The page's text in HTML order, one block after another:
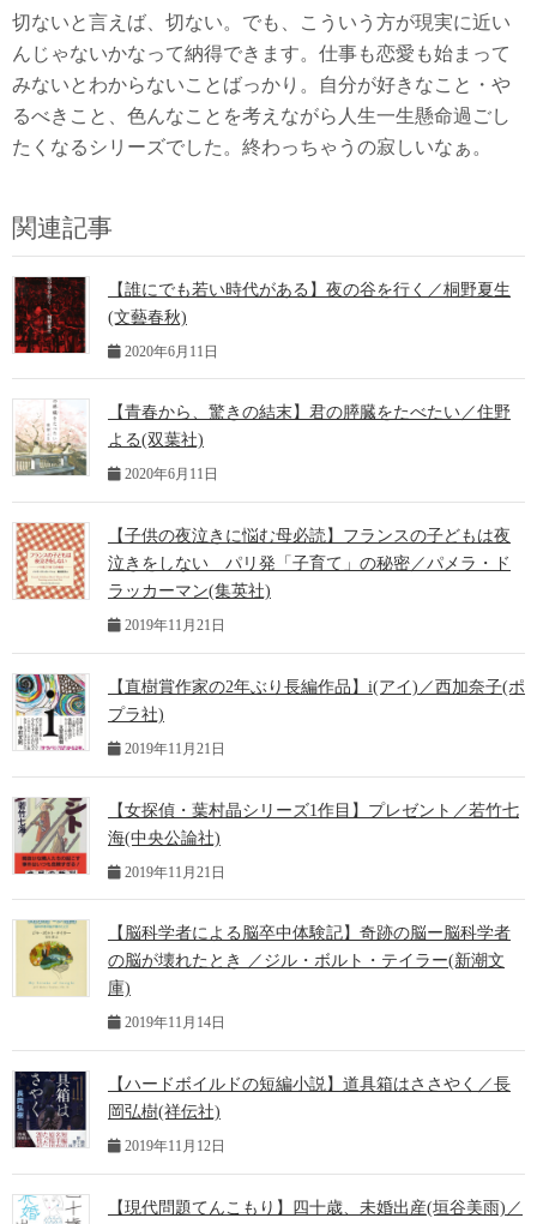
切ないと言えば、切ない。でも、こういう方が現実に近い
んじゃないかなって納得できます。仕事も恋愛も始まって
みないとわからないことばっかり。自分が好きなこと・や
るべきこと、色んなことを考えながら人生一生懸命過ごし
たくなるシリーズでした。終わっちゃうの寂しいなぁ。
関連記事
【誰にでも若い時代がある】夜の谷を行く／桐野夏生
(文藝春秋)
2020年6月11日
【青春から、驚きの結末】君の膵臓をたべたい／住野
よる(双葉社)
2020年6月11日
【子供の夜泣きに悩む母必読】フランスの子どもは夜
泣きをしない パリ発「子育て」の秘密／パメラ・ド
ラッカーマン(集英社)
2019年11月21日
【直樹賞作家の2年ぶり長編作品】i(アイ)／西加奈子(ポ
プラ社)
2019年11月21日
【女探偵・葉村晶シリーズ1作目】プレゼント／若竹七
海(中央公論社)
2019年11月21日
【脳科学者による脳卒中体験記】奇跡の脳ー脳科学者
の脳が壊れたとき ／ジル・ボルト・テイラー(新潮文
庫)
2019年11月14日
【ハードボイルドの短編小説】道具箱はささやく／長
岡弘樹(祥伝社)
2019年11月12日
【現代問題てんこもり】四十歳、未婚出産(垣谷美雨)／